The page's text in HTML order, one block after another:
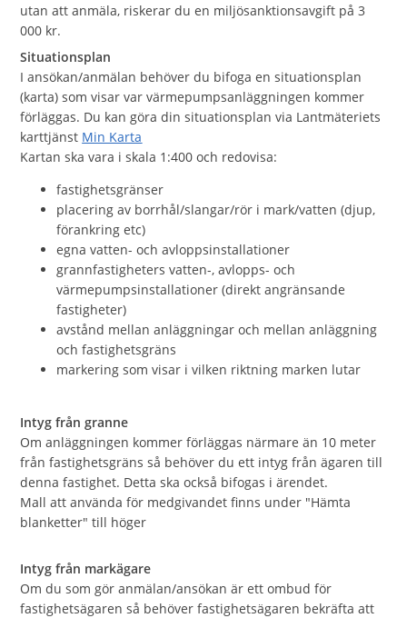
utan att anmäla, riskerar du en miljösanktionsavgift på 3
000 kr.
Situationsplan
I ansökan/anmälan behöver du bifoga en situationsplan
(karta) som visar var värmepumpsanläggningen kommer
förläggas. Du kan göra din situationsplan via Lantmäteriets
karttjänst Min Karta
Kartan ska vara i skala 1:400 och redovisa:
fastighetsgränser
placering av borrhål/slangar/rör i mark/vatten (djup,
förankring etc)
egna vatten- och avloppsinstallationer
grannfastigheters vatten-, avlopps- och
värmepumpsinstallationer (direkt angränsande
fastigheter)
avstånd mellan anläggningar och mellan anläggning
och fastighetsgräns
markering som visar i vilken riktning marken lutar
Intyg från granne
Om anläggningen kommer förläggas närmare än 10 meter
från fastighetsgräns så behöver du ett intyg från ägaren till
denna fastighet. Detta ska också bifogas i ärendet.
Mall att använda för medgivandet finns under "Hämta
blanketter" till höger
Intyg från markägare
Om du som gör anmälan/ansökan är ett ombud för
fastighetsägaren så behöver fastighetsägaren bekräfta att